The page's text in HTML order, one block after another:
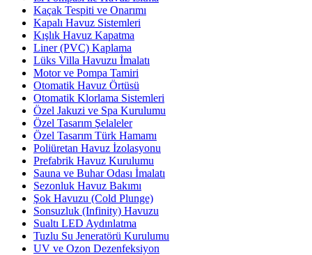
Kaçak Tespiti ve Onarımı
Kapalı Havuz Sistemleri
Kışlık Havuz Kapatma
Liner (PVC) Kaplama
Lüks Villa Havuzu İmalatı
Motor ve Pompa Tamiri
Otomatik Havuz Örtüsü
Otomatik Klorlama Sistemleri
Özel Jakuzi ve Spa Kurulumu
Özel Tasarım Şelaleler
Özel Tasarım Türk Hamamı
Poliüretan Havuz İzolasyonu
Prefabrik Havuz Kurulumu
Sauna ve Buhar Odası İmalatı
Sezonluk Havuz Bakımı
Şok Havuzu (Cold Plunge)
Sonsuzluk (Infinity) Havuzu
Sualtı LED Aydınlatma
Tuzlu Su Jeneratörü Kurulumu
UV ve Ozon Dezenfeksiyon